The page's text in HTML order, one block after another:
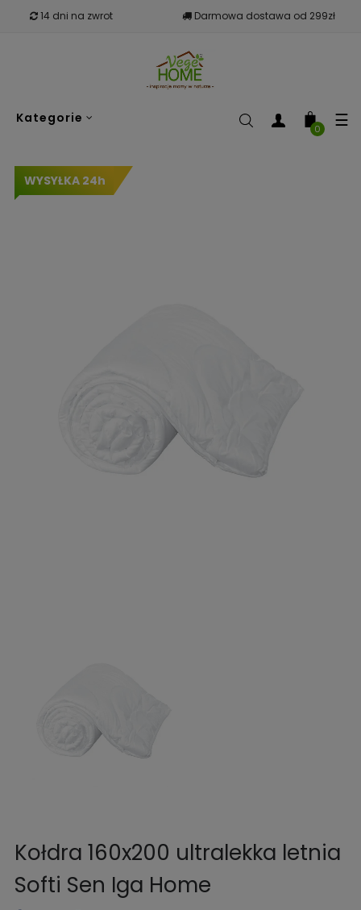
14 dni na zwrot Darmowa dostawa od 299zł
Kategorie ☰
0
WYSYŁKA 24h
Kołdra 160x200 ultralekka letnia
Softi Sen Iga Home